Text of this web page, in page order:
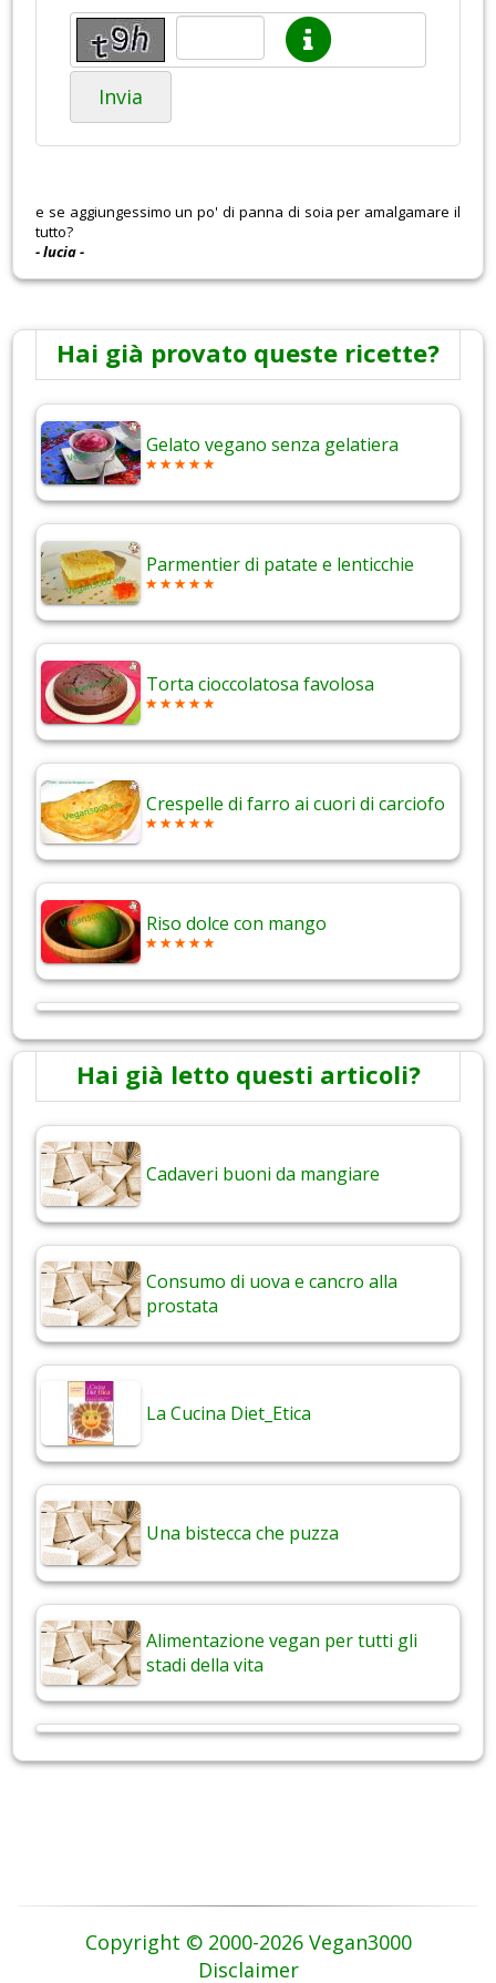
Invia
e se aggiungessimo un po' di panna di soia per amalgamare il
tutto?
- lucia -
Hai già provato queste ricette?
Gelato vegano senza gelatiera
Parmentier di patate e lenticchie
Torta cioccolatosa favolosa
Crespelle di farro ai cuori di carciofo
Riso dolce con mango
Hai già letto questi articoli?
Cadaveri buoni da mangiare
Consumo di uova e cancro alla
prostata
La Cucina Diet_Etica
Una bistecca che puzza
Alimentazione vegan per tutti gli
stadi della vita
Copyright © 2000-2026 Vegan3000
Disclaimer